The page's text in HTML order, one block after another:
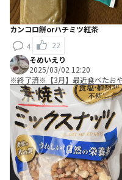
カンコロ餅orハチミツ紅茶
4
22
そめいえり
2025/03/02 12:20
※終了済※【3月】最近食べたお
教えて！